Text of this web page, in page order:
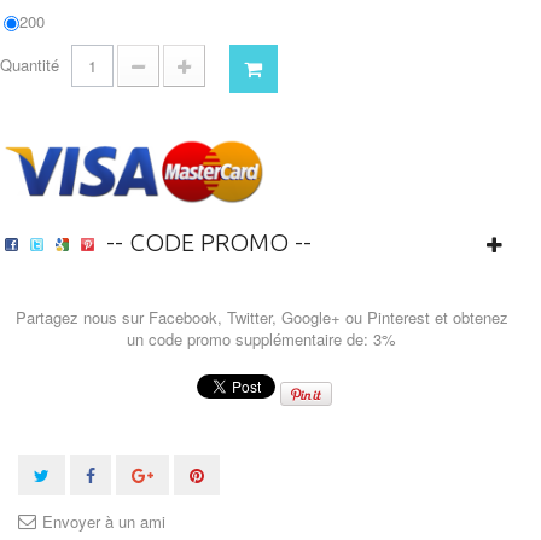
200
Quantité
-- CODE PROMO --
Partagez nous sur Facebook, Twitter, Google+ ou Pinterest et obtenez
un code promo supplémentaire de: 3%
Envoyer à un ami